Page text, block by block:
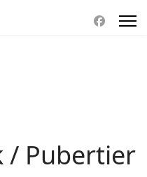
/ Pubertier